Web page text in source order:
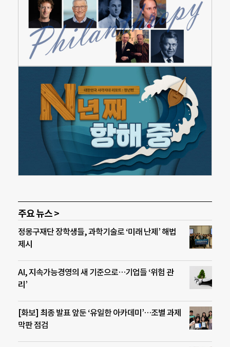
주요 뉴스 >
정몽구재단 장학생들, 과학기술로 ‘미래 난제’ 해법
제시
AI, 지속가능경영의 새 기준으로…기업들 ‘위험 관
리’
[화보] 최종 발표 앞둔 ‘유일한 아카데미’…조별 과제
막판 점검